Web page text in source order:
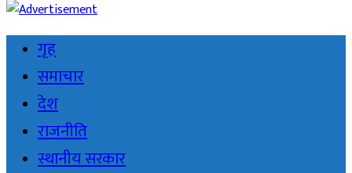
गृह
समाचार
देश
राजनीति
स्थानीय सरकार